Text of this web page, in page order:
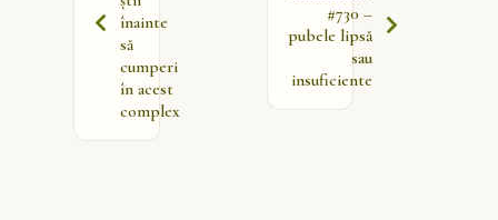
înainte
să
cumperi
în acest
complex
#730 –
pubele lipsă
sau
insuficiente